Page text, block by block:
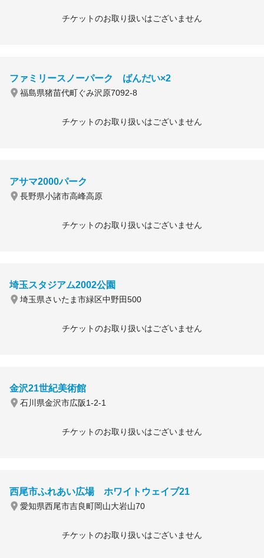
チケットのお取り扱いはございません
ファミリースノーパーク ばんだい×2
福島県猪苗代町ぐみ沢原7092-8
チケットのお取り扱いはございません
アサマ2000パーク
長野県小諸市高峰高原
チケットのお取り扱いはございません
埼玉スタジアム2002公園
埼玉県さいたま市緑区中野田500
チケットのお取り扱いはございません
金沢21世紀美術館
石川県金沢市広阪1-2-1
チケットのお取り扱いはございません
西尾市ふれあい広場 ホワイトウェイブ21
愛知県西尾市吉良町岡山大岩山70
チケットのお取り扱いはございません